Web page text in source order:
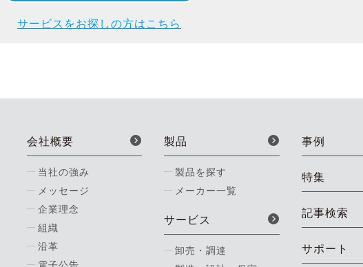
サービスをお探しの方はこちら
会社概要
当社の強み
メッセージ
企業理念
組織
沿革
電子公告
製品
製品を探す
メーカー一覧
サービス
卸売・調達
事例
特集
記事検索
サポート